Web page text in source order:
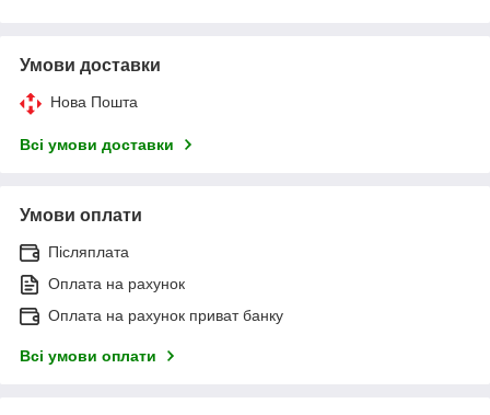
Умови доставки
Нова Пошта
Всі умови доставки
Умови оплати
Післяплата
Оплата на рахунок
Оплата на рахунок приват банку
Всі умови оплати